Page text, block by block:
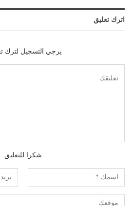
اترك تعليق
يرجي التسجيل لترك
شكرا للتعليق